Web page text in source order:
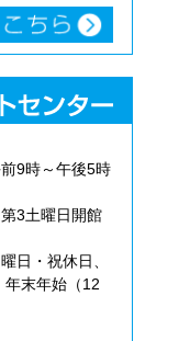
9時～午後5時
3土曜日開館
日・祝休日、
年末年始（12